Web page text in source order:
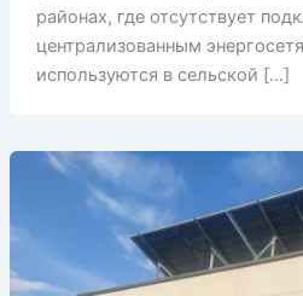
районах, где отсутствует
централизованным
используются в сельской […]